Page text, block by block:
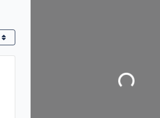
Loading...